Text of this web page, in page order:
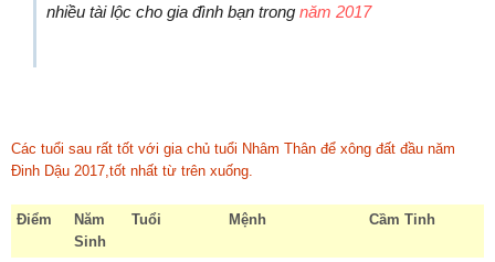
nhiều tài lộc cho gia đình bạn trong năm 2017
Các tuổi sau rất tốt với gia chủ tuổi Nhâm Thân để xông đất đầu năm
Đinh Dậu 2017,tốt nhất từ trên xuống.
Điểm
Năm
Sinh
Tuổi Mệnh Cầm Tinh